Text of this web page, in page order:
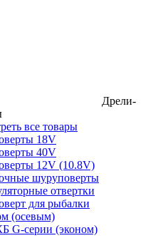
Дрели-
все товары
18V
40V
12V (10.8V)
шуруповерты
отвертки
для рыбалки
(осевым)
G-серии (эконом)